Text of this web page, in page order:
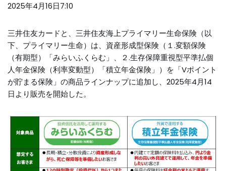
2025年4月16日7:10
三井住友カードと、三井住友海上プライマリー生命保険（以
下、プライマリー生命）は、資産形成型保険（１.変額保険
（有期型）「みらいふくらむ」、２.生存保障重視型平準払個
人年金保険（利率変動型）「積立年金保険」）を「Vポイント
が貯まる保険」の商品ラインナップに追加し、2025年4月14
日より販売を開始した。